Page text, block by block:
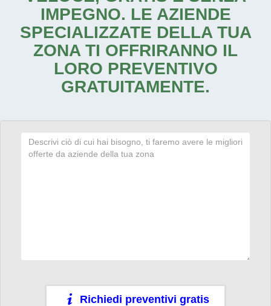
IMPEGNO. LE AZIENDE
SPECIALIZZATE DELLA TUA
ZONA TI OFFRIRANNO IL
LORO PREVENTIVO
GRATUITAMENTE.
Richiedi preventivi gratis